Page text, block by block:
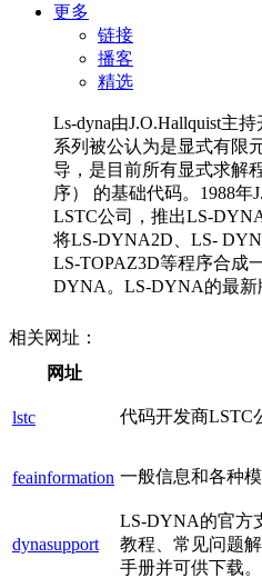
更多
链接
播客
精选
Ls-dyna由J.O.Hallquist主
系列被公认为是显式有限
导，是目前所有显式求解
序） 的基础代码。1988年
LSTC公司，推出LS-
将LS-DYNA2D、LS-
LS-TOPAZ3D等程序合成
DYNA。LS-DYNA的最新
相关网址：
网址
lstc 代码开发商LSTC
feainformation 一般信息和各种
dynasupport
LS-DYNA的官方
教程、常见问题
手册并可供下载。